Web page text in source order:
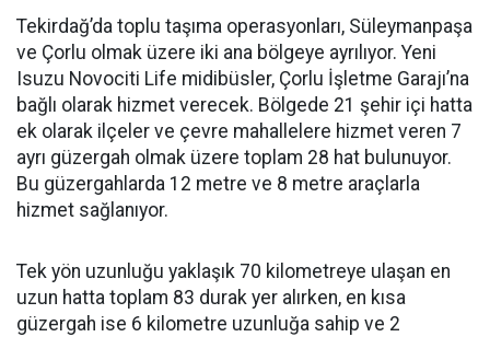
Tekirdağ’da toplu taşıma operasyonları, Süleymanpaşa
ve Çorlu olmak üzere iki ana bölgeye ayrılıyor. Yeni
Isuzu Novociti Life midibüsler, Çorlu İşletme Garajı’na
bağlı olarak hizmet verecek. Bölgede 21 şehir içi hatta
ek olarak ilçeler ve çevre mahallelere hizmet veren 7
ayrı güzergah olmak üzere toplam 28 hat bulunuyor.
Bu güzergahlarda 12 metre ve 8 metre araçlarla
hizmet sağlanıyor.
Tek yön uzunluğu yaklaşık 70 kilometreye ulaşan en
uzun hatta toplam 83 durak yer alırken, en kısa
güzergah ise 6 kilometre uzunluğa sahip ve 2